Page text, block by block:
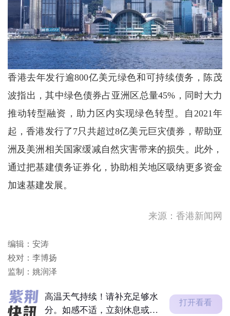
香港去年发行逾800亿美元绿色和可持续债务，陈茂
波指出，其中绿色债券占亚洲区总量45%，同时大力
推动转型融资，助力区内实现绿色转型。自2021年
起，香港发行了7只共超过8亿美元巨灾债券，帮助亚
洲及美洲相关国家缓减自然灾害带来的损失。此外，
通过把基建债务证券化，协助相关地区吸纳更多资金
加速基建发展。
来源：香港新闻网
编辑：安涛
校对：李博扬
监制：姚润泽
高温天气持续！请补充足够水
新疆阿克苏地区库车市发生地
邓炳强：任何人若从事危害国
安行为 政府必定依法调查追
究
酷热天气警告现正生效。
高温天气持续！请补充足够水
分。如感不适，立刻休息或求
打开看看